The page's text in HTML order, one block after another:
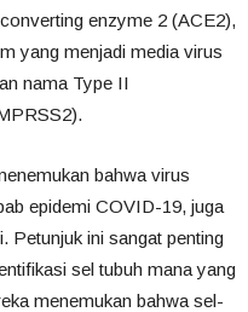
enzyme 2 (ACE2),
yang menjadi media virus
nama Type II
bahwa virus
epidemi COVID-19, juga
Petunjuk ini sangat penting
sel tubuh mana yang
menemukan bahwa sel-